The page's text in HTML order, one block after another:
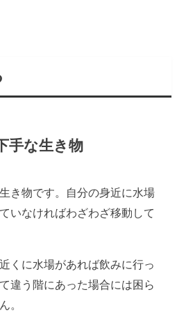
手な生き物
き物です。自分の身近に水場
いなければわざわざ移動して
くに水場があれば飲みに行っ
違う階にあった場合には困ら
。